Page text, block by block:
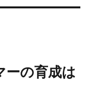
ーの育成は